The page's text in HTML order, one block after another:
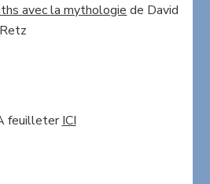
avec la mythologie de David
feuilleterICI